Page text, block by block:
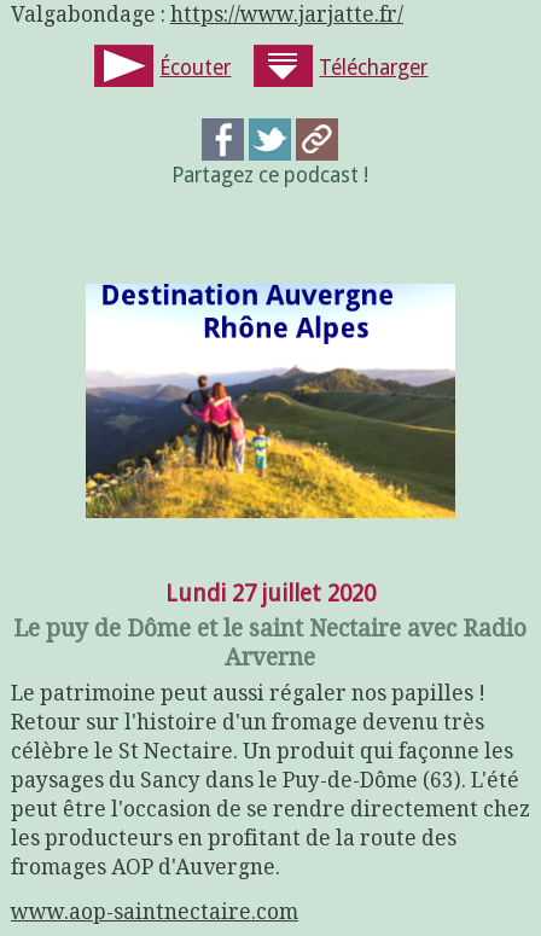
Valgabondage : https://www.jarjatte.fr/
Écouter Télécharger
Partagez ce podcast !
Lundi 27 juillet 2020
Le puy de Dôme et le saint Nectaire avec Radio
Arverne
Le patrimoine peut aussi régaler nos papilles !
Retour sur l'histoire d'un fromage devenu très
célèbre le St Nectaire. Un produit qui façonne les
paysages du Sancy dans le Puy-de-Dôme (63). L'été
peut être l'occasion de se rendre directement chez
les producteurs en profitant de la route des
fromages AOP d'Auvergne.
www.aop-saintnectaire.com